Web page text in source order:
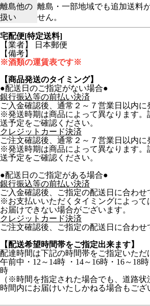
離島他の
扱い
離島・一部地域でも追加送料
せん。
宅配便[特定送料]
【業者】 日本郵便
【備考】
※酒類の運賃表です※
【商品発送のタイミング】
●配送日のご指定がない場合●
銀行振込等の前払い決済
ご入金確認後、通常２～７営業日以内に
※発送時期は商品によって異なります。
送予定をご確認ください。
クレジットカード決済
ご注文確認後、通常２～７営業日以内に
※発送時期は商品によって異なります。
送予定をご確認ください。
●配送日のご指定がある場合●
銀行振込等の前払い決済
ご入金確認後、ご指定の配送日に合わせ
※お支払いいただくタイミングによって
お届けできない場合がございます。
クレジットカード決済
ご注文確認後、ご指定の配送日に合わせ
【配送希望時間帯をご指定出来ます】
配達時間は下記の時間帯をご指定いただ
午前中・12～14時 ・14～16時・16～18
時
（※時間を指定された場合でも、道路
時間内にお届けいたしかねる場合もござ